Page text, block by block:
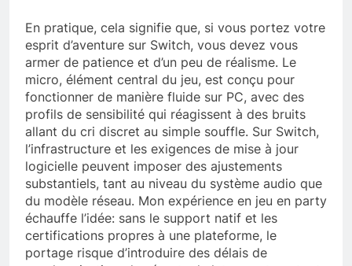
En pratique, cela signifie que, si vous portez votre
esprit d’aventure sur Switch, vous devez vous
armer de patience et d’un peu de réalisme. Le
micro, élément central du jeu, est conçu pour
fonctionner de manière fluide sur PC, avec des
profils de sensibilité qui réagissent à des bruits
allant du cri discret au simple souffle. Sur Switch,
l’infrastructure et les exigences de mise à jour
logicielle peuvent imposer des ajustements
substantiels, tant au niveau du système audio que
du modèle réseau. Mon expérience en jeu en party
échauffe l’idée: sans le support natif et les
certifications propres à une plateforme, le
portage risque d’introduire des délais de